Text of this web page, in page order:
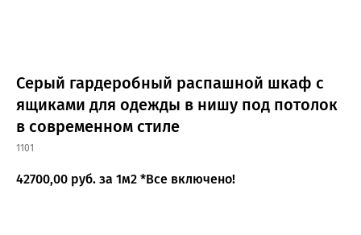
Серый гардеробный распашной шкаф с
ящиками для одежды в нишу под потолок
в современном стиле
1101
42700,00 руб. за 1м2 *Все включено!